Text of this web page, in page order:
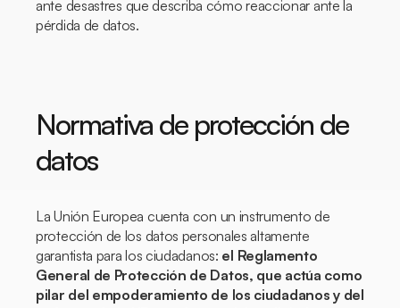
ante desastres que describa cómo reaccionar ante la
pérdida de datos.
Normativa de protección de
datos
La Unión Europea cuenta con un instrumento de
protección de los datos personales altamente
garantista para los ciudadanos: el Reglamento
General de Protección de Datos, que actúa como
pilar del empoderamiento de los ciudadanos y del